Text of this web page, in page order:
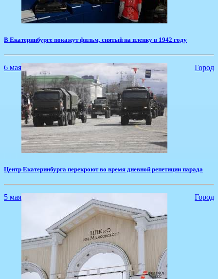
В Екатеринбурге покажут фильм, снятый на пленку в 1942 году
6 мая Город
Центр Екатеринбурга перекроют во время дневной репетиции парада
5 мая Город